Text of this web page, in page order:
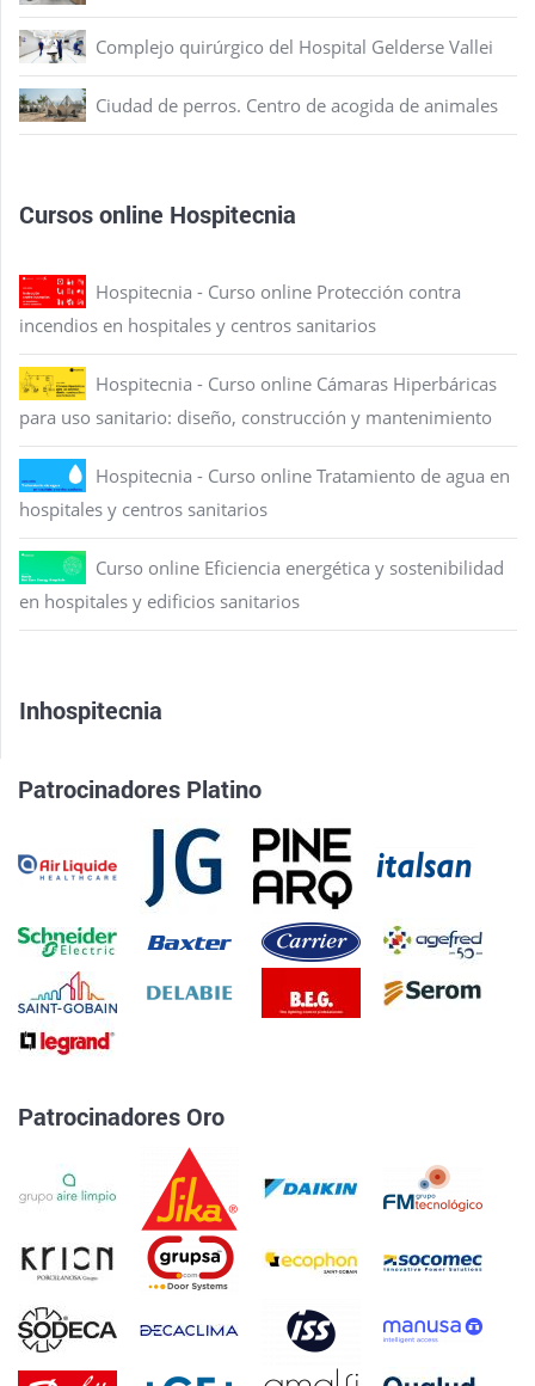
Complejo quirúrgico del Hospital Gelderse Vallei
Ciudad de perros. Centro de acogida de animales
Cursos online Hospitecnia
Hospitecnia - Curso online Protección contra
incendios en hospitales y centros sanitarios
Hospitecnia - Curso online Cámaras Hiperbáricas
para uso sanitario: diseño, construcción y mantenimiento
Hospitecnia - Curso online Tratamiento de agua en
hospitales y centros sanitarios
Curso online Eficiencia energética y sostenibilidad
en hospitales y edificios sanitarios
Inhospitecnia
Patrocinadores Platino
Patrocinadores Oro